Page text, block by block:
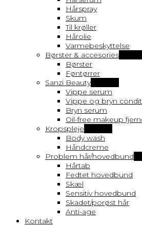
Hårspray
Skum
Til krøller
Hårolie
Varmebeskyttelse
Børster & accesories
Børster
Føntørrer
Sanzi Beauty
Vippe serum
Vippe og bryn
Bryn serum
Oil-free makeup
Kropspleje
Body wash
Håndcreme
Problem hår/hovedbund
Hårtab
Fedtet hovedbund
Skæl
Sensitiv hovedbund
Skadet/porøst hår
Anti-age
Kontakt